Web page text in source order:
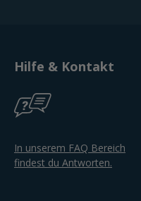
Hilfe & Kontakt
In unserem FAQ Bereich
findest du Antworten.